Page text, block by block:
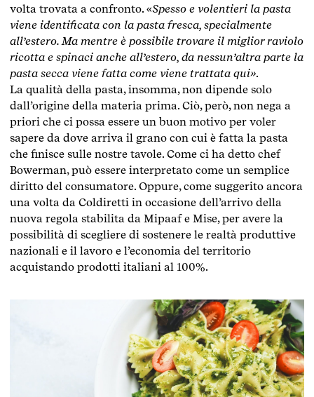
volta trovata a confronto. «Spesso e volentieri la pasta
viene identificata con la pasta fresca, specialmente
all’estero. Ma mentre è possibile trovare il miglior raviolo
ricotta e spinaci anche all’estero, da nessun’altra parte la
pasta secca viene fatta come viene trattata qui».
La qualità della pasta, insomma, non dipende solo
dall’origine della materia prima. Ciò, però, non nega a
priori che ci possa essere un buon motivo per voler
sapere da dove arriva il grano con cui è fatta la pasta
che finisce sulle nostre tavole. Come ci ha detto chef
Bowerman, può essere interpretato come un semplice
diritto del consumatore. Oppure, come suggerito ancora
una volta da Coldiretti in occasione dell’arrivo della
nuova regola stabilita da Mipaaf e Mise, per avere la
possibilità di scegliere di sostenere le realtà produttive
nazionali e il lavoro e l’economia del territorio
acquistando prodotti italiani al 100%.